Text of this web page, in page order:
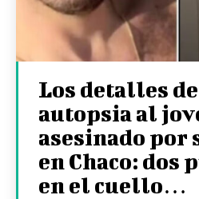
Los detalles
autopsia al
asesinado por
en Chaco: dos
en el cuello…